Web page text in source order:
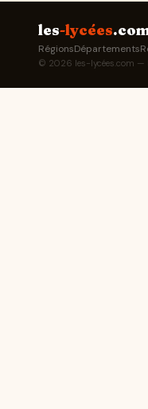
les-lycées
RégionsDépartements
© 2026 les-lycées.com —